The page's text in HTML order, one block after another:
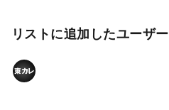
リストに追加したユーザー